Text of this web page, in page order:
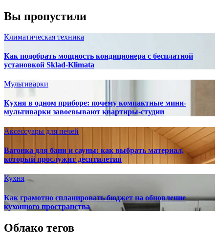
Вы пропустили
Климатическая техника
Как подобрать мощность кондиционера с бесплатной
установкой Sklad-Klimata
Мультиварки
Кухня в одном приборе: почему компактные мини-
мультиварки завоевывают квартиры-студии
Аксессуары для печей
Вагонка для бани и сауны: как выбрать материал,
который прослужит десятилетия
Кухня
Как грамотно спланировать бюджет на обновление
кухонного пространства
Облако тегов